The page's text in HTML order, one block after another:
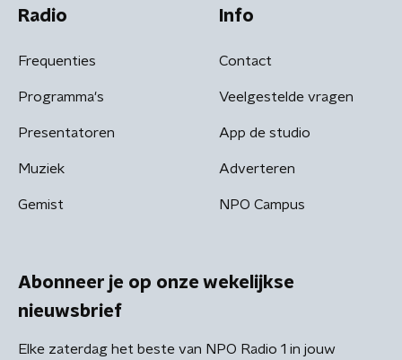
Radio
Frequenties
Programma's
Presentatoren
Muziek
Gemist
Info
Contact
Veelgestelde vragen
App de studio
Adverteren
NPO Campus
Abonneer je op onze wekelijkse
nieuwsbrief
Elke zaterdag het beste van NPO Radio 1 in jouw